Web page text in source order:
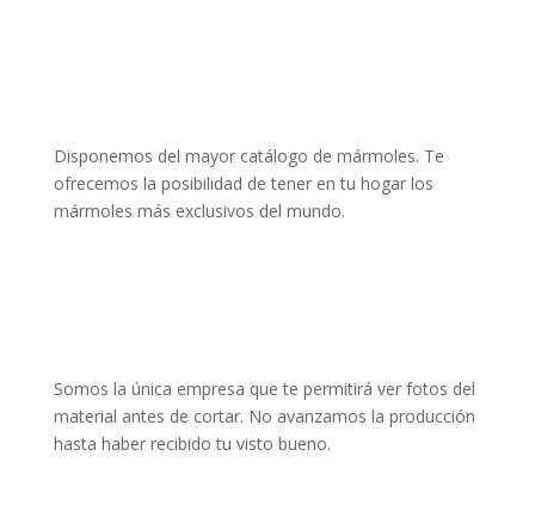
Disponemos del mayor catálogo de mármoles. Te
ofrecemos la posibilidad de tener en tu hogar los
mármoles más exclusivos del mundo.
Somos la única empresa que te permitirá ver fotos del
material antes de cortar. No avanzamos la producción
hasta haber recibido tu visto bueno.